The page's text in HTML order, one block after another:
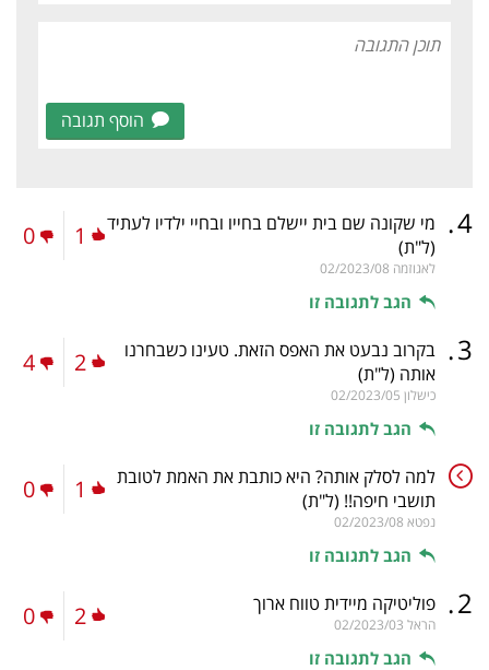
הוסף תגובה
4
. מי שקונה שם בית יישלם בחייו ובחיי ילדיו לעתיד
(ל"ת)
לאגוזמה 02/2023/08
הגב לתגובה זו
1
0
3
. בקרוב נבעט את האפס הזאת. טעינו כשבחרנו
אותה (ל"ת)
כישלון 02/2023/05
הגב לתגובה זו
2
4
למה לסלק אותה? היא כותבת את האמת לטובת
תושבי חיפה!! (ל"ת)
נפטא 02/2023/08
הגב לתגובה זו
1
0
2
. פוליטיקה מיידית טווח ארוך
הראל 02/2023/03
הגב לתגובה זו
2
0